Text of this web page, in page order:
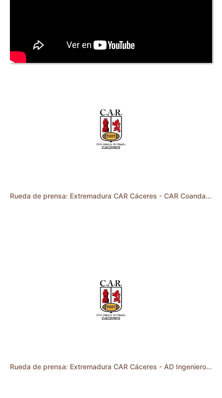
Rueda de prensa: Extremadura CAR Cáceres - CAR Coanda (DHB 23/24)
Rueda de prensa: Extremadura CAR Cáceres - AD Ingenieros Industriales Las Rozas Rugby (DHB 23/24)